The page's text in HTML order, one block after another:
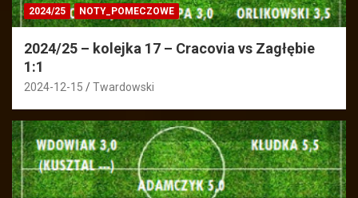
2024/25 NOTY_POMECZOWE
2024/25 – kolejka 17 – Cracovia vs Zagłębie
1:1
2024-12-15 Twardowski